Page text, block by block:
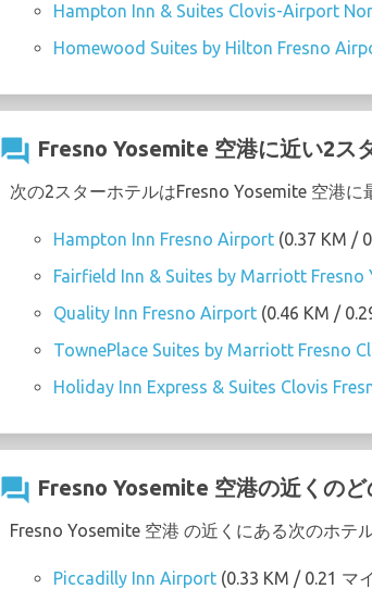
Hampton Inn & Suites Clovis-Airport
Homewood Suites by Hilton Fresno
question_answer Fresno Yosemite 空港に近い2ス
次の2スターホテルはFresno Yosemite 空港に
Hampton Inn Fresno Airport (0.37 KM /
Fairfield Inn & Suites by Marriott
Quality Inn Fresno Airport (0.46 KM /
TownePlace Suites by Marriott Fresno
Holiday Inn Express & Suites Clovis
question_answer Fresno Yosemite 空港の近くの
Fresno Yosemite 空港 の近くにある次のホテ
Piccadilly Inn Airport (0.33 KM / 0.21 マ